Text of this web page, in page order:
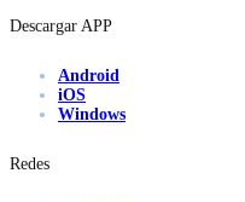
Descargar APP
Android
iOS
Windows
Redes